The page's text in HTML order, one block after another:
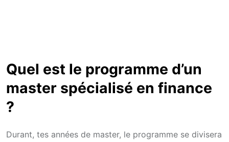
Quel est le programme d’un
master spécialisé en finance
?
Durant, tes années de master, le programme se divisera